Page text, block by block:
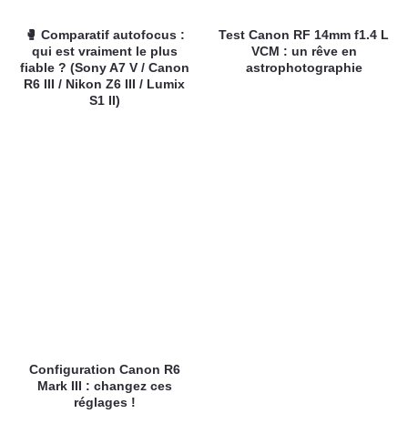
🥊 Comparatif autofocus :
qui est vraiment le plus
fiable ? (Sony A7 V / Canon
R6 III / Nikon Z6 III / Lumix
S1 II)
Test Canon RF 14mm f1.4 L
VCM : un rêve en
astrophotographie
Configuration Canon R6
Mark III : changez ces
réglages !